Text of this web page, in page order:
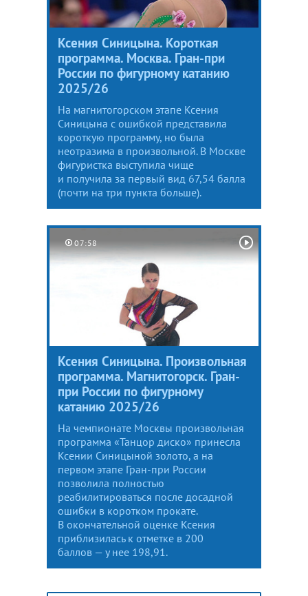
Ксения Синицына. Короткая
программа. Москва. Гран-при
России по фигурному катанию
2025/26
На магнитогорском этапе Ксения
Синицына с ошибкой представила
короткую программу, но была
неотразима в произвольной. В Москве
фигуристка выступила чище
и получила за первый вид 67,54 балла
(почти на три пункта больше).
07:58
Ксения Синицына. Произвольная
программа. Магнитогорск. Гран-
при России по фигурному
катанию 2025/26
На чемпионате Москвы произвольная
программа «Танцор диско» принесла
Ксении Синицыной золото, а на
первом этапе Гран-при России
позволила полностью
реабилитироваться после досадной
ошибки в коротком прокате.
В окончательной оценке Ксения
приблизилась к отметке в 200
баллов — у нее 198,91.